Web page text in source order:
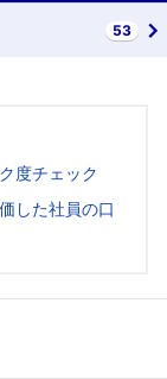
53
度チェック
した社員の口